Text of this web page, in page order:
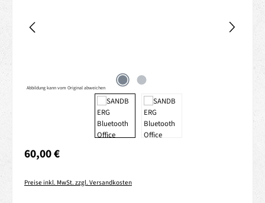
Abbildung kann vom Original abweichen
Regulärer Preis:
60,00 €
Preise inkl. MwSt. zzgl. Versandkosten